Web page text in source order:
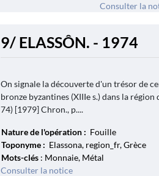
Consulter la
9/ ELASSÔN. - 1974
On signale la découverte d'un trésor de
bronze byzantines (XIIIe s.) dans la
74) [1979] Chron., p....
Nature de l'opération : Fouille
Toponyme : Elassona, region_fr, Grèce
Mots-clés : Monnaie, Métal
Consulter la notice